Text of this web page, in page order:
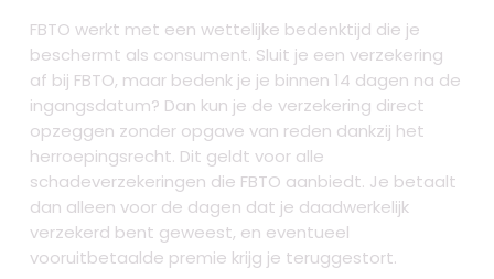
FBTO werkt met een wettelijke bedenktijd die je
beschermt als consument. Sluit je een verzekering
af bij FBTO, maar bedenk je je binnen 14 dagen na de
ingangsdatum? Dan kun je de verzekering direct
opzeggen zonder opgave van reden dankzij het
herroepingsrecht. Dit geldt voor alle
schadeverzekeringen die FBTO aanbiedt. Je betaalt
dan alleen voor de dagen dat je daadwerkelijk
verzekerd bent geweest, en eventueel
vooruitbetaalde premie krijg je teruggestort.